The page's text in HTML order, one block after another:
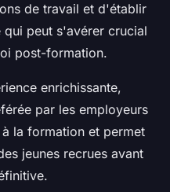
de travail et d'établir
qui peut s'avérer crucial
post-formation.
enrichissante,
par les employeurs
la formation et permet
jeunes recrues avant